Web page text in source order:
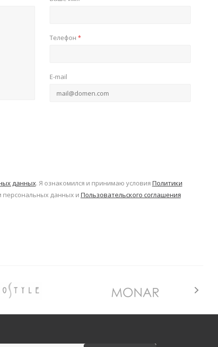
Телефон *
E-mail
данных. Я ознакомился и принимаю условия Политики
данных и Пользовательского соглашения